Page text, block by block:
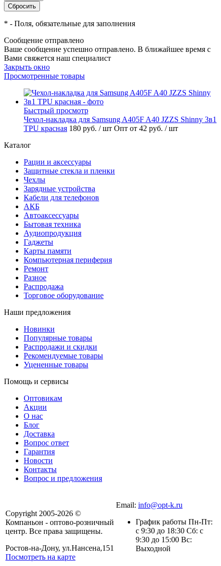
* - Поля, обязательные для заполнения
Сообщение отправлено
Ваше сообщение успешно отправлено. В ближайшее время с
Вами свяжется наш специалист
Закрыть окно
Просмотренные товары
Быстрый просмотр
Чехол-накладка для Samsung A405F A40 JZZS Shinny 3в1
TPU красная 180 руб. / шт Опт от 42 руб. / шт
Каталог
Рации и аксессуары
Защитные стекла и пленки
Чехлы
Зарядные устройства
Кабели для телефонов
АКБ
Автоаксессуары
Бытовая техника
Аудиопродукция
Гаджеты
Карты памяти
Компьютерная периферия
Ремонт
Разное
Распродажа
Торговое оборудование
Наши предложения
Новинки
Популярные товары
Распродажи и скидки
Рекомендуемые товары
Уцененные товары
Помощь и сервисы
Оптовикам
Акции
О нас
Блог
Доставка
Вопрос ответ
Гарантия
Новости
Контакты
Вопрос и предложения
Copyright 2005-2026 ©
Компаньон - оптово-розничный
центр. Все права защищены.
Ростов-на-Дону, ул.Нансена,151
Посмотреть на карте
Email: info@opt-k.ru
График работы Пн-Пт:
с 9:30 до 18:30 Сб: с
9:30 до 15:00 Вс:
Выходной